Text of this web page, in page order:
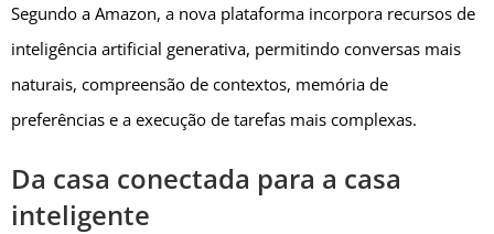
Segundo a Amazon, a nova plataforma incorpora recursos de
inteligência artificial generativa, permitindo conversas mais
naturais, compreensão de contextos, memória de
preferências e a execução de tarefas mais complexas.
Da casa conectada para a casa
inteligente